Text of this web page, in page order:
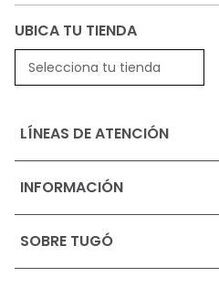
UBICA TU TIENDA
Selecciona tu tienda
LÍNEAS DE ATENCIÓN
INFORMACIÓN
Ofertas vigentes
Términos, condiciones y
SOBRE TUGÓ